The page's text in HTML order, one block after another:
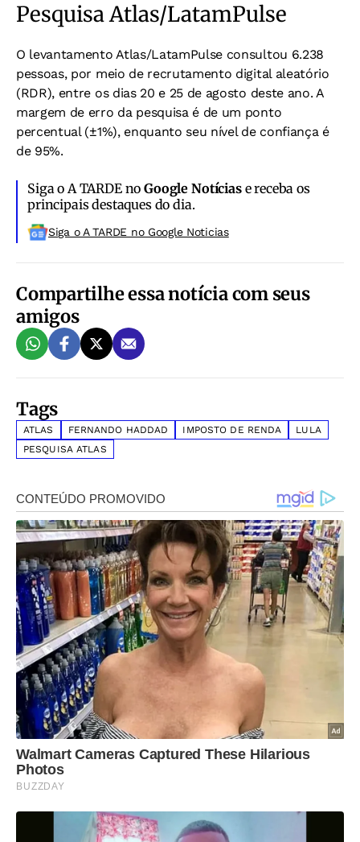
Pesquisa Atlas/LatamPulse
O levantamento Atlas/LatamPulse consultou 6.238
pessoas, por meio de recrutamento digital aleatório
(RDR), entre os dias 20 e 25 de agosto deste ano. A
margem de erro da pesquisa é de um ponto
percentual (±1%), enquanto seu nível de confiança é
de 95%.
Siga o A TARDE noGoogle Notíciase receba os
principais destaques do dia.
Siga o A TARDE no Google Noticias
Compartilhe essa notícia com seus
amigos
Tags
ATLAS FERNANDO HADDAD IMPOSTO DE RENDA
LULA
PESQUISA ATLAS